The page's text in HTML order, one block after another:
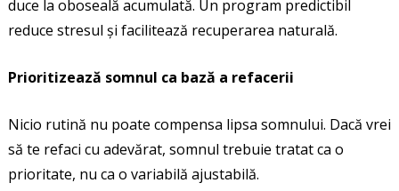
duce la oboseală acumulată. Un program predictibil
reduce stresul și facilitează recuperarea naturală.
Prioritizează somnul ca bază a refacerii
Nicio rutină nu poate compensa lipsa somnului. Dacă vrei
să te refaci cu adevărat, somnul trebuie tratat ca o
prioritate, nu ca o variabilă ajustabilă.